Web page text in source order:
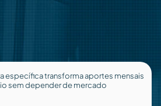
específica transforma aportes mensais
sem depender de mercado